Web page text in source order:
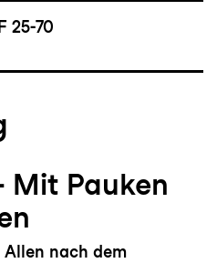
25-70
Mit Pauken
Allen nach dem